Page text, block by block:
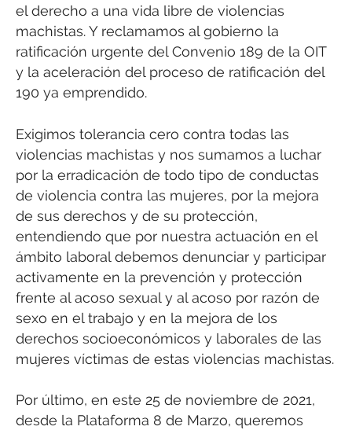
el derecho a una vida libre de violencias
machistas. Y reclamamos al gobierno la
ratificación urgente del Convenio 189 de la OIT
y la aceleración del proceso de ratificación del
190 ya emprendido.
Exigimos tolerancia cero contra todas las
violencias machistas y nos sumamos a luchar
por la erradicación de todo tipo de conductas
de violencia contra las mujeres, por la mejora
de sus derechos y de su protección,
entendiendo que por nuestra actuación en el
ámbito laboral debemos denunciar y participar
activamente en la prevención y protección
frente al acoso sexual y al acoso por razón de
sexo en el trabajo y en la mejora de los
derechos socioeconómicos y laborales de las
mujeres víctimas de estas violencias machistas.
Por último, en este 25 de noviembre de 2021,
desde la Plataforma 8 de Marzo, queremos